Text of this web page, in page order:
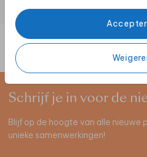
Schrijf je in voor de
Blijf op de hoogte van alle nieuwe
unieke samenwerkingen!